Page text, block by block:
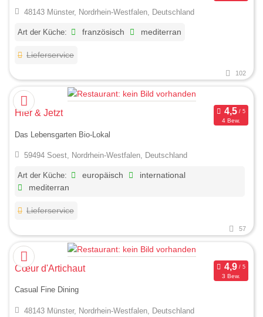
48143 Münster, Nordrhein-Westfalen, Deutschland
Art der Küche: französisch mediterran
Lieferservice
102
Hier & Jetzt
4 Bew.
Das Lebensgarten Bio-Lokal
59494 Soest, Nordrhein-Westfalen, Deutschland
Art der Küche: europäisch
international
mediterran
Lieferservice
57
Cœur d'Artichaut
3 Bew.
Casual Fine Dining
48143 Münster, Nordrhein-Westfalen, Deutschland